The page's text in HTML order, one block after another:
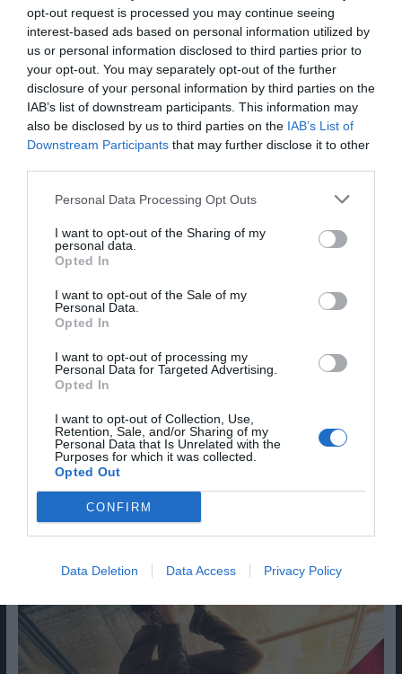
opt-out request is processed you may continue seeing
interest-based ads based on personal information utilized by
us or personal information disclosed to third parties prior to
your opt-out. You may separately opt-out of the further
disclosure of your personal information by third parties on the
IAB’s list of downstream participants. This information may
also be disclosed by us to third parties on the IAB’s List of
Downstream Participants that may further disclose it to other
Personal Data Processing Opt Outs
I want to opt-out of the Sharing of my
personal data.
Opted In
I want to opt-out of the Sale of my
Personal Data.
Opted In
I want to opt-out of processing my
Personal Data for Targeted Advertising.
Opted In
I want to opt-out of Collection, Use,
Retention, Sale, and/or Sharing of my
Personal Data that Is Unrelated with the
Purposes for which it was collected.
Opted Out
CONFIRM
Data Deletion Data Access Privacy Policy
Email
Guardar o meu nome, email e site neste navegador
Sim, adicione-me à mailing list da Newsletter MHD